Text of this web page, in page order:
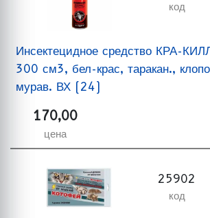
код
Инсектецидное средство КРА-
300 см3, бел-крас, таракан.,
мурав. ВХ (24)
170,00
цена
25902
код